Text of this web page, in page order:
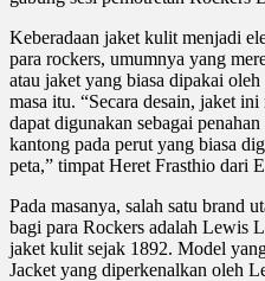
Keberadaan jaket kulit menjadi
para rockers, umumnya yang
atau jaket yang biasa dipakai
masa itu. “Secara desain, jaket
dapat digunakan sebagai
kantong pada perut yang biasa
peta,” timpat Heret Frasthio dari
Pada masanya, salah satu brand
bagi para Rockers adalah Lewis
jaket kulit sejak 1892. Model
Jacket yang diperkenalkan oleh